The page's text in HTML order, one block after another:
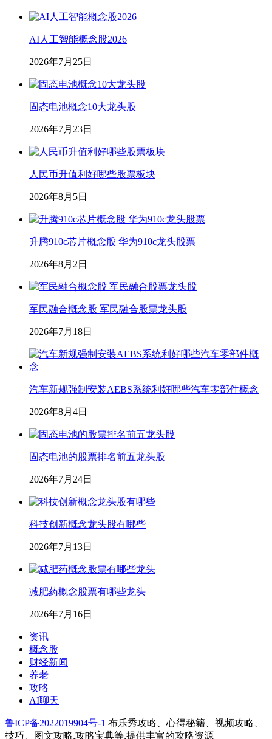
AI人工智能概念股2026
2026年7月25日
固态电池概念10大龙头股
2026年7月23日
人民币升值利好哪些股票板块
2026年8月5日
升腾910c芯片概念股 华为910c龙头股票
2026年8月2日
军民融合概念股 军民融合股票龙头股
2026年7月18日
汽车新规强制安装AEBS系统利好哪些汽车零部件概念
2026年8月4日
固态电池的股票排名前五龙头股
2026年7月24日
科技创新概念龙头股有哪些
2026年7月13日
减肥药概念股票有哪些龙头
2026年7月16日
资讯
概念股
财经新闻
养老
攻略
AI聊天
鲁ICP备2022019904号-1 布乐秀攻略、心得秘籍、视频攻略、
技巧、图文攻略,攻略宝典等,提供丰富的攻略资源